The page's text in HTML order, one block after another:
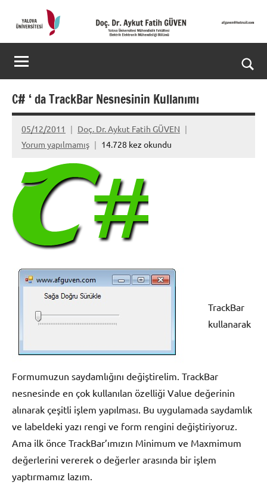
Doç.
Dr.
Aykut
Fatih
GÜVEN-
World's
top
2%
scientists
2025
Web
Sitesi
aç/
C# ‘ da TrackBar Nesnesinin Kullanımı
05/12/2011
Doç. Dr. Aykut Fatih GÜVEN
Yorum yapılmamış
14.728 kez okundu
TrackBar
kullanarak
Formumuzun saydamlığını değiştirelim. TrackBar
nesnesinde en çok kullanılan özelliği Value değerinin
alınarak çeşitli işlem yapılması. Bu uygulamada saydamlık
ve labeldeki yazı rengi ve form rengini değiştiriyoruz.
Ama ilk önce TrackBar’ımızın Minimum ve Maxmimum
değerlerini vererek o değerler arasında bir işlem
yaptırmamız lazım.